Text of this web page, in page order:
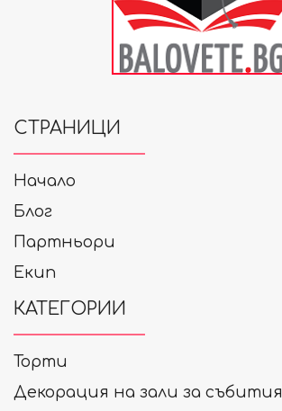
СТРАНИЦИ
Начало
Блог
Партньори
Екип
КАТЕГОРИИ
Торти
Декорация на зали за събития